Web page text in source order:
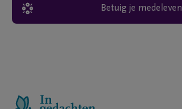
Betuig je medeleven